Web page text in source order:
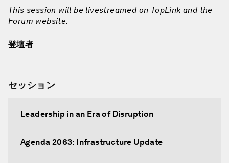
This session will be livestreamed on TopLink and the
Forum website.
登壇者
セッション
Leadership in an Era of Disruption
Agenda 2063: Infrastructure Update